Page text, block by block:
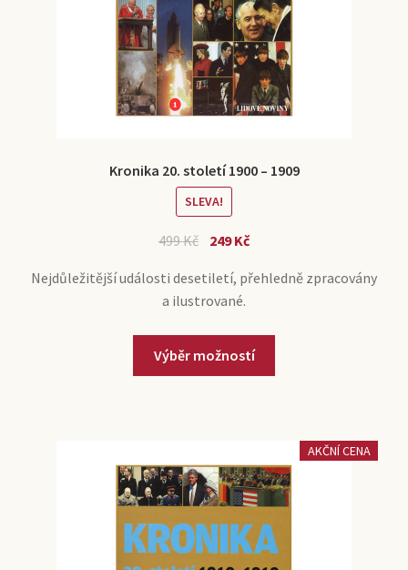
Kronika 20. století 1900 – 1909
SLEVA!
499Kč 249Kč
Nejdůležitější události desetiletí, přehledně zpracovány
a ilustrované.
Výběr možností
AKČNÍ CENA